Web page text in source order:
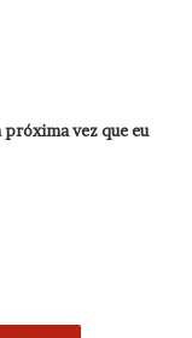
próxima vez que eu